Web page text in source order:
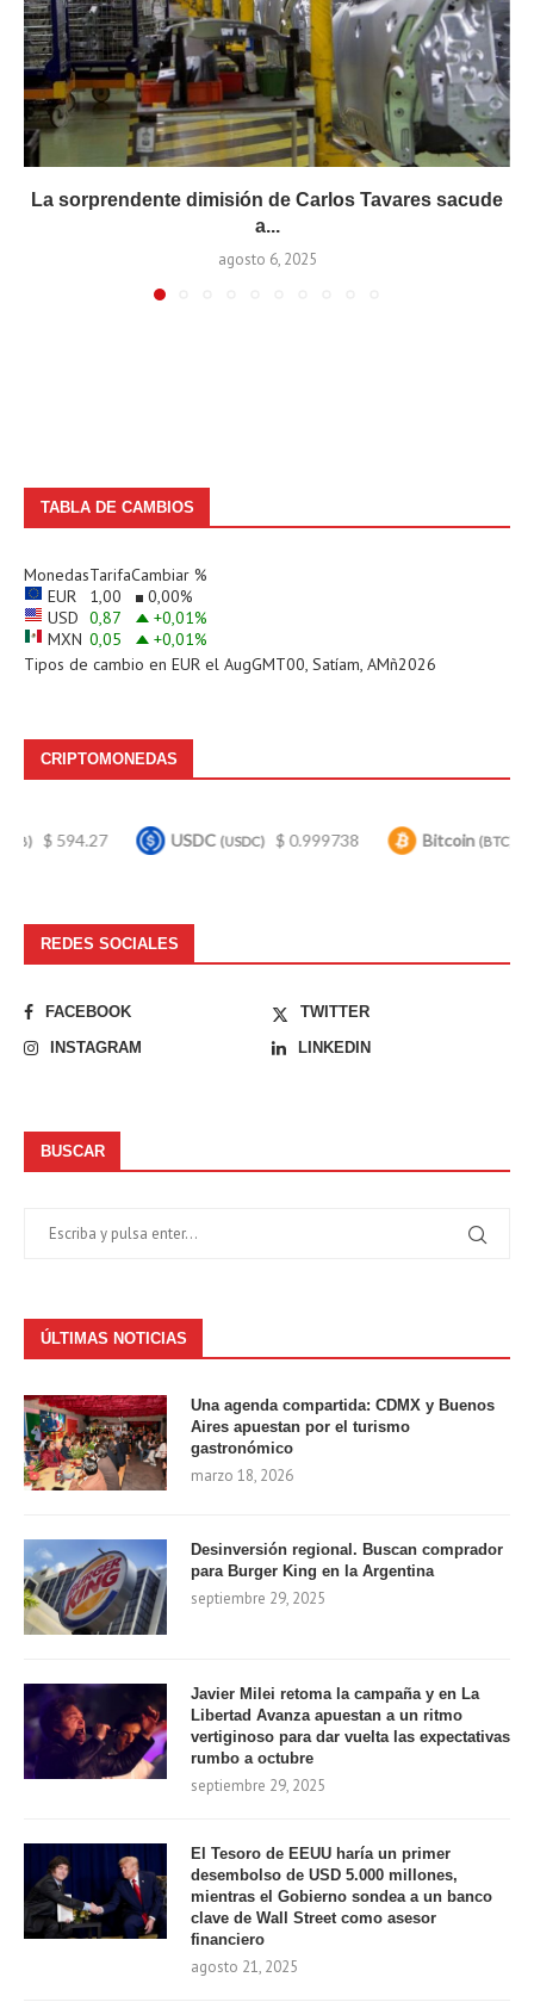
La sorprendente dimisión de Carlos Tavares sacude
a...
agosto 6, 2025
TABLA DE CAMBIOS
MonedasTarifaCambiar %
EUR
1,00 0,00%
USD 0,87 +0,01%
MXN 0,05 +0,01%
Tipos de cambio en EUR el AugGMT00, Satíam, AMñ2026
CRIPTOMONEDAS
USDC(USDC) $ 0.999738 Bitcoin(BTC) $
REDES SOCIALES
FACEBOOK
TWITTER
INSTAGRAM
LINKEDIN
BUSCAR
ÚLTIMAS NOTICIAS
Una agenda compartida: CDMX y Buenos
Aires apuestan por el turismo
gastronómico
marzo 18, 2026
Desinversión regional. Buscan comprador
para Burger King en la Argentina
septiembre 29, 2025
Javier Milei retoma la campaña y en La
Libertad Avanza apuestan a un ritmo
vertiginoso para dar vuelta las expectativas
rumbo a octubre
septiembre 29, 2025
El Tesoro de EEUU haría un primer
desembolso de USD 5.000 millones,
mientras el Gobierno sondea a un banco
clave de Wall Street como asesor
financiero
agosto 21, 2025